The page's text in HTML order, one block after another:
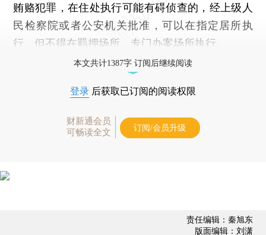
贿赂犯罪，在住处执行可能有碍侦查的，经上级人
民检察院或者公安机关批准，可以在指定居所执
行。但不得在羁押场所、专门办案场所执行。
本文共计1387字 订阅后继续阅读
登录 后获取已订阅的阅读权限
财新通会员
可畅读全文
订阅/会员升级
责任编辑：秦旭东
版面编辑：刘潇